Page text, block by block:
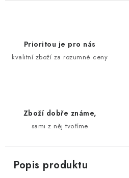
Prioritou je pro nás
kvalitní zboží za rozumné ceny
Zboží dobře známe,
sami z něj tvoříme
Popis produktu